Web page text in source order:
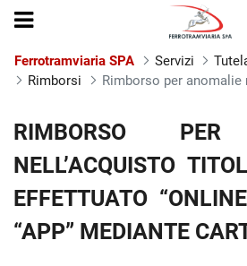
Ferrotramviaria SPA Servizi
Rimborsi
Rimborso per
RIMBORSO PER
NELL’ACQUISTO
EFFETTUATO
“APP” MEDIANTE